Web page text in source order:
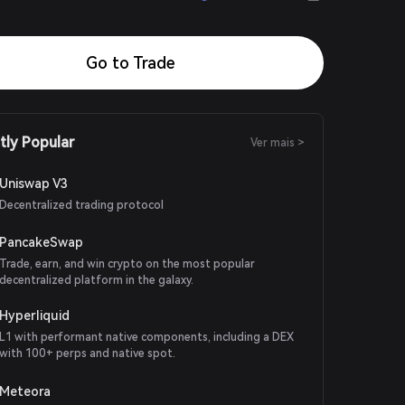
Go to Trade
Popular Ver mais >
Uniswap V3
Decentralized trading protocol
PancakeSwap
Trade, earn, and win crypto on the most popular
decentralized platform in the galaxy.
Hyperliquid
L1 with performant native components, including a DEX
with 100+ perps and native spot.
Meteora